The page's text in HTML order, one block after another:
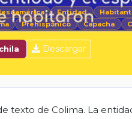
Entidad
Prehispánico Capacha
Descargar
texto de Colima. La